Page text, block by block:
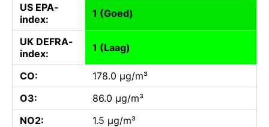
US EPA-
index:
1 (Goed)
UK DEFRA-
index:
1 (Laag)
CO:
178.0 µg/m³
O3:
86.0 µg/m³
NO2:
1.5 µg/m³